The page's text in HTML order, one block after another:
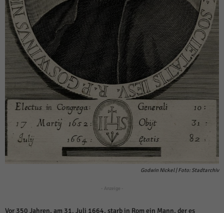
Godwin Nickel | Foto: Stadtarchiv
- Anzeige -
Vor 350 Jahren, am 31. Juli 1664, starb in Rom ein Mann, der es
Wenn Sie unter 16 Jahre alt sind und Ihre Zustimmung zu freiwilligen
Diensten geben möchten, müssen Sie Ihre Erziehungsberechtigten
um Erlaubnis bitten.
Wir verwenden Cookies und andere Technologien auf unserer Website.
Einige von ihnen sind essenziell, während andere uns helfen, diese
Website und Ihre Erfahrung zu verbessern.Personenbezogene Daten
können verarbeitet werden (z. B. IP-Adressen), z. B. für personalisierte
Anzeigen und Inhalte oder Anzeigen- und Inhaltsmessung.Weitere
Informationen über die Verwendung Ihrer Daten finden Sie in unserer
Datenschutzerklärung.
Hier finden Sie eine Übersicht über alle verwendeten Cookies. Sie
können Ihre Einwilligung zu ganzen Kategorien geben oder sich
weitere Informationen anzeigen lassen und so nur bestimmte Cookies
auswählen.
Alle akzeptieren Speichern und weiter